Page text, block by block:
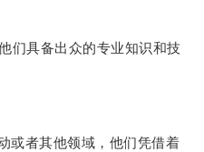
具备出众的专业知识和技
者其他领域，他们凭借着